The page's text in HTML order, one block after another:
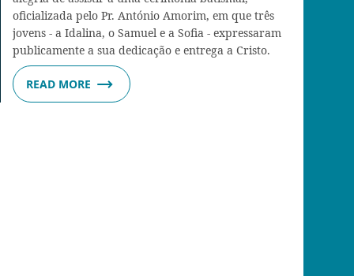
oficializada pelo Pr. António Amorim, em que três
jovens - a Idalina, o Samuel e a Sofia - expressaram
publicamente a sua dedicação e entrega a Cristo.
READ MORE